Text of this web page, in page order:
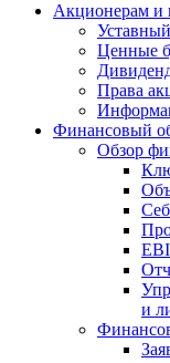
Акционерам и
Ценные
Права
Финансовый
Обзор
и